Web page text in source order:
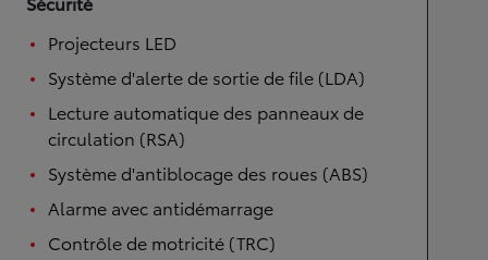
Projecteurs LED
Système d'alerte de sortie de file (LDA)
Lecture automatique des panneaux de
circulation (RSA)
Système d'antiblocage des roues (ABS)
Alarme avec antidémarrage
Contrôle de motricité (TRC)